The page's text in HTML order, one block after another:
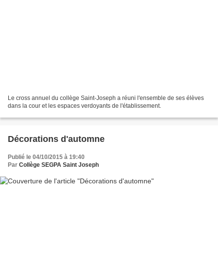
Le cross annuel du collège Saint-Joseph a réuni l'ensemble de ses élèves
dans la cour et les espaces verdoyants de l'établissement.
Décorations d'automne
Publié le 04/10/2015 à 19:40
Par Collège SEGPA Saint Joseph